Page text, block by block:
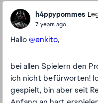
h4ppypommes
7 years ago
Hallo @enkito,
bei allen Spielern den
ich nicht befürworten!
gespielt, bin aber seit